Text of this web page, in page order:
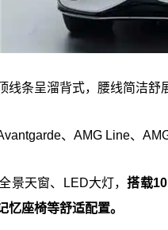
线条呈溜背式，腰线简洁舒
、AMG Line、
景天窗、LED大灯，搭载
忆座椅等舒适配置。